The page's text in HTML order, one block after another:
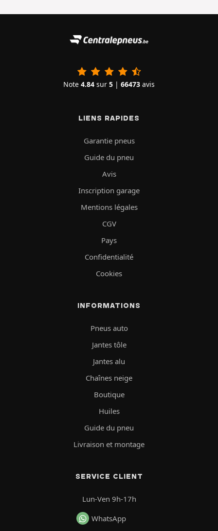
Note 4.84 sur 5 | 66473 avis
LIENS RAPIDES
Garantie pneus
Guide du pneu
Avis
Inscription garage
Mentions légales
CGV
Pays
Confidentialité
Cookies
INFORMATIONS
Pneus auto
Jantes tôle
Jantes alu
Chaînes neige
Boutique
Huiles
Guide du pneu
Livraison et montage
SERVICE CLIENT
Lun-Ven 9h-17h
WhatsApp